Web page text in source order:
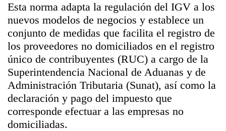
Esta norma adapta la regulación del IGV a los
nuevos modelos de negocios y establece un
conjunto de medidas que facilita el registro de
los proveedores no domiciliados en el registro
único de contribuyentes (RUC) a cargo de la
Superintendencia Nacional de Aduanas y de
Administración Tributaria (Sunat), así como la
declaración y pago del impuesto que
corresponde efectuar a las empresas no
domiciliadas.